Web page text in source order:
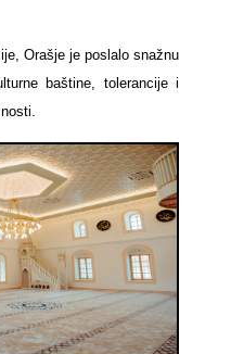
Orašje je poslalo snažnu
baštine, tolerancije i